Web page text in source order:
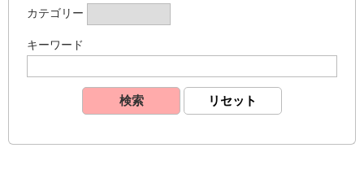
カテゴリー
キーワード